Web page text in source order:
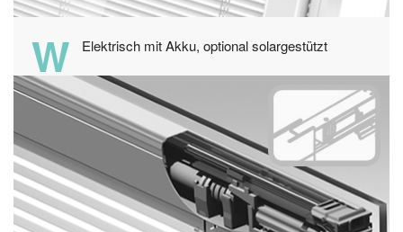
W Elektrisch mit Akku, optional solargestützt